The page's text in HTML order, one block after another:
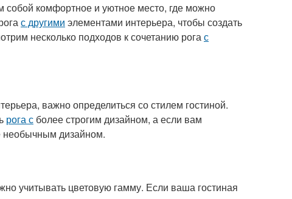
собой комфортное и уютное место, где можно
с другими элементами интерьера, чтобы создать
несколько подходов к сочетанию рогас
важно определиться со стилем гостиной.
рога с более строгим дизайном, а если вам
необычным дизайном.
учитывать цветовую гамму. Если ваша гостиная